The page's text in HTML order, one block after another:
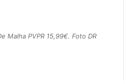
Malha PVPR 15,99€. Foto DR